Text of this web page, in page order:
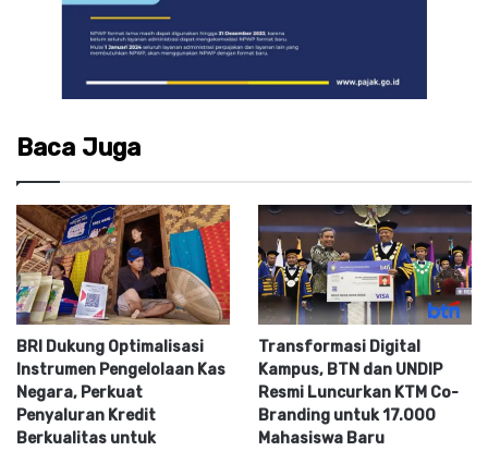
Baca Juga
BRI Dukung Optimalisasi
Instrumen Pengelolaan Kas
Negara, Perkuat
Penyaluran Kredit
Berkualitas untuk
Transformasi Digital
Kampus, BTN dan UNDIP
Resmi Luncurkan KTM Co-
Branding untuk 17.000
Mahasiswa Baru